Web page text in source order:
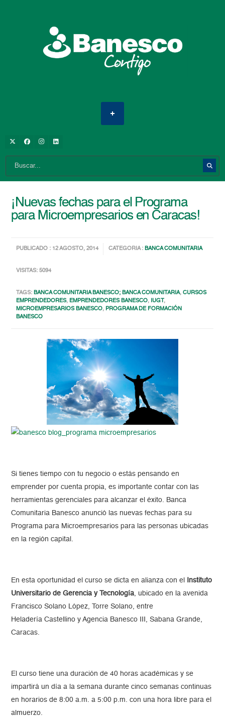
¡Nuevas fechas para el Programa
para Microempresarios en Caracas!
PUBLICADO : 12 AGOSTO, 2014 CATEGORIA :BANCA COMUNITARIA
VISITAS: 5094
TAGS:BANCA COMUNITARIA BANESCO; BANCA COMUNITARIA,CURSOS
EMPRENDEDORES, EMPRENDEDORES BANESCO, IUGT,
MICROEMPRESARIOS BANESCO, PROGRAMA DE FORMACIÓN
BANESCO
Si tienes tiempo con tu negocio o estás pensando en
emprender por cuenta propia, es importante contar con las
herramientas gerenciales para alcanzar el éxito. Banca
Comunitaria Banesco anunció las nuevas fechas para su
Programa para Microempresarios para las personas ubicadas
en la región capital.
En esta oportunidad el curso se dicta en alianza con el
Instituto
Universitario de Gerencia y Tecnología, ubicado en la avenida
Francisco Solano López, Torre Solano, entre
Heladería Castellino y Agencia Banesco III, Sabana Grande,
Caracas.
El curso tiene una duración de 40 horas académicas y se
impartirá un día a la semana durante cinco semanas continuas
en horarios de 8:00 a.m. a 5:00 p.m. con una hora libre para el
almuerzo.